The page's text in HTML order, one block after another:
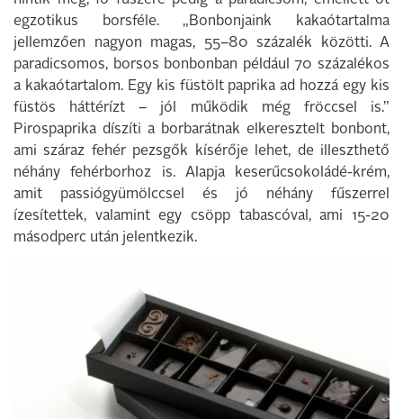
egzotikus borsféle. „Bonbonjaink kakaótartalma
jellemzően nagyon magas, 55–80 százalék közötti. A
paradicsomos, borsos bonbonban például 70 százalékos
a kakaótartalom. Egy kis füstölt paprika ad hozzá egy kis
füstös háttérízt – jól működik még fröccsel is.”
Pirospaprika díszíti a borbarátnak elkeresztelt bonbont,
ami száraz fehér pezsgők kísérője lehet, de illeszthető
néhány fehérborhoz is. Alapja keserűcsokoládé-krém,
amit passiógyümölccsel és jó néhány fűszerrel
ízesítettek, valamint egy csöpp tabascóval, ami 15-20
másodperc után jelentkezik.